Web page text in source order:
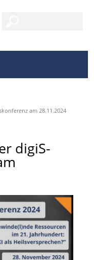
am 28.11.2024
digiS-